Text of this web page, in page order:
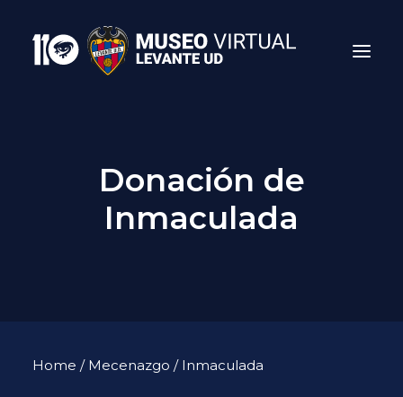
Donación de
Inmaculada
Home / Mecenazgo / Inmaculada